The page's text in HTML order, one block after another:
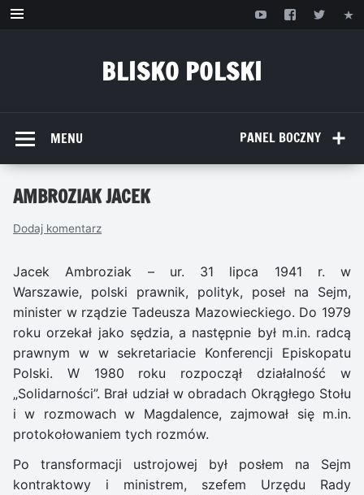
Przejdź
BLISKO POLSKI
PANEL BOCZNY
MENU
AMBROZIAK JACEK
Dodaj komentarz
Jacek Ambroziak – ur. 31 lipca 1941 r. w
Warszawie, polski prawnik, polityk, poseł na Sejm,
minister w rządzie Tadeusza Mazowieckiego. Do 1979
roku orzekał jako sędzia, a następnie był m.in. radcą
prawnym w w sekretariacie Konferencji Episkopatu
Polski. W 1980 roku rozpoczął działalność w
„Solidarności”. Brał udział w obradach Okrągłego Stołu
i w rozmowach w Magdalence, zajmował się m.in.
protokołowaniem tych rozmów.
Po transformacji ustrojowej był posłem na Sejm
kontraktowy i ministrem, szefem Urzędu Rady